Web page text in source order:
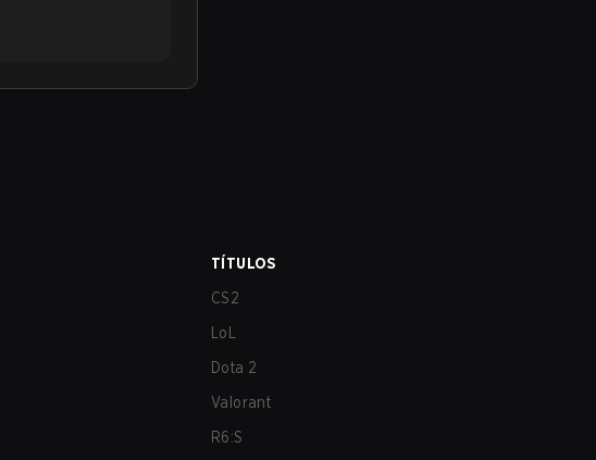
TÍTULOS
CS2
LoL
Dota 2
Valorant
R6:S